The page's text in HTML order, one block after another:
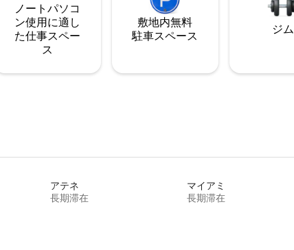
ノートパソコ
ン使用に適し
た仕事スペー
ス
敷地内無料
駐⁠車ス⁠ペ⁠ー⁠ス
ジム
アテネ
長期滞在
マイアミ
長期滞在